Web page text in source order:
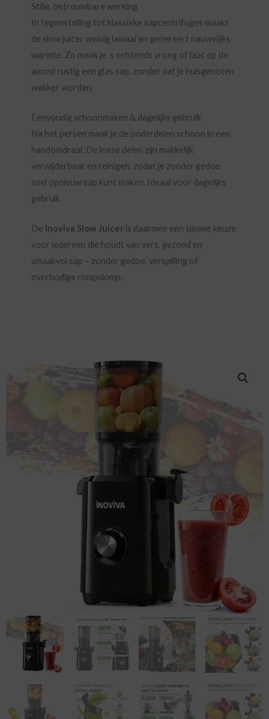
Stille, betrouwbare werking
In tegenstelling tot klassieke sapcentrifuges maakt
de slow juicer weinig lawaai en genereert nauwelijks
warmte. Zo maak je ’s ochtends vroeg of laat op de
avond rustig een glas sap, zonder dat je huisgenoten
wakker worden.
Eenvoudig schoonmaken & dagelijks gebruik
Na het persen maak je de onderdelen schoon in een
handomdraai. De losse delen zijn makkelijk
verwijderbaar en reinigen, zodat je zonder gedoe
snel opnieuw sap kunt maken. Ideaal voor dagelijks
gebruik.
De Inoviva Slow Juicer is daarmee een slimme keuze
voor iedereen die houdt van vers, gezond en
smaakvol sap – zonder gedoe, verspilling of
overbodige rompslomp.